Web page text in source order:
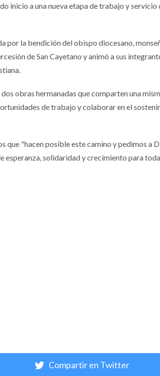
inicio a una nueva etapa de trabajo y servicio
por la bendición del obispo diocesano,
de San Cayetano y animó a sus
obras hermanadas que comparten una
de trabajo y colaborar en el
que "hacen posible este camino y pedimos a
esperanza, solidaridad y crecimiento para
Compartir en Twitter